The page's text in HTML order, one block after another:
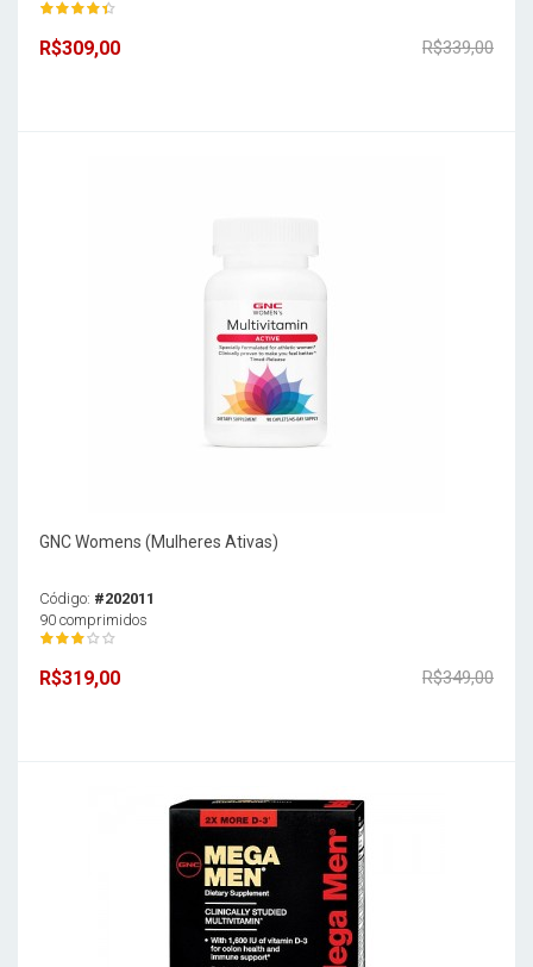
R$339,00
R$309,00
GNC Womens (Mulheres Ativas)
Código: #202011
90 comprimidos
R$349,00
R$319,00